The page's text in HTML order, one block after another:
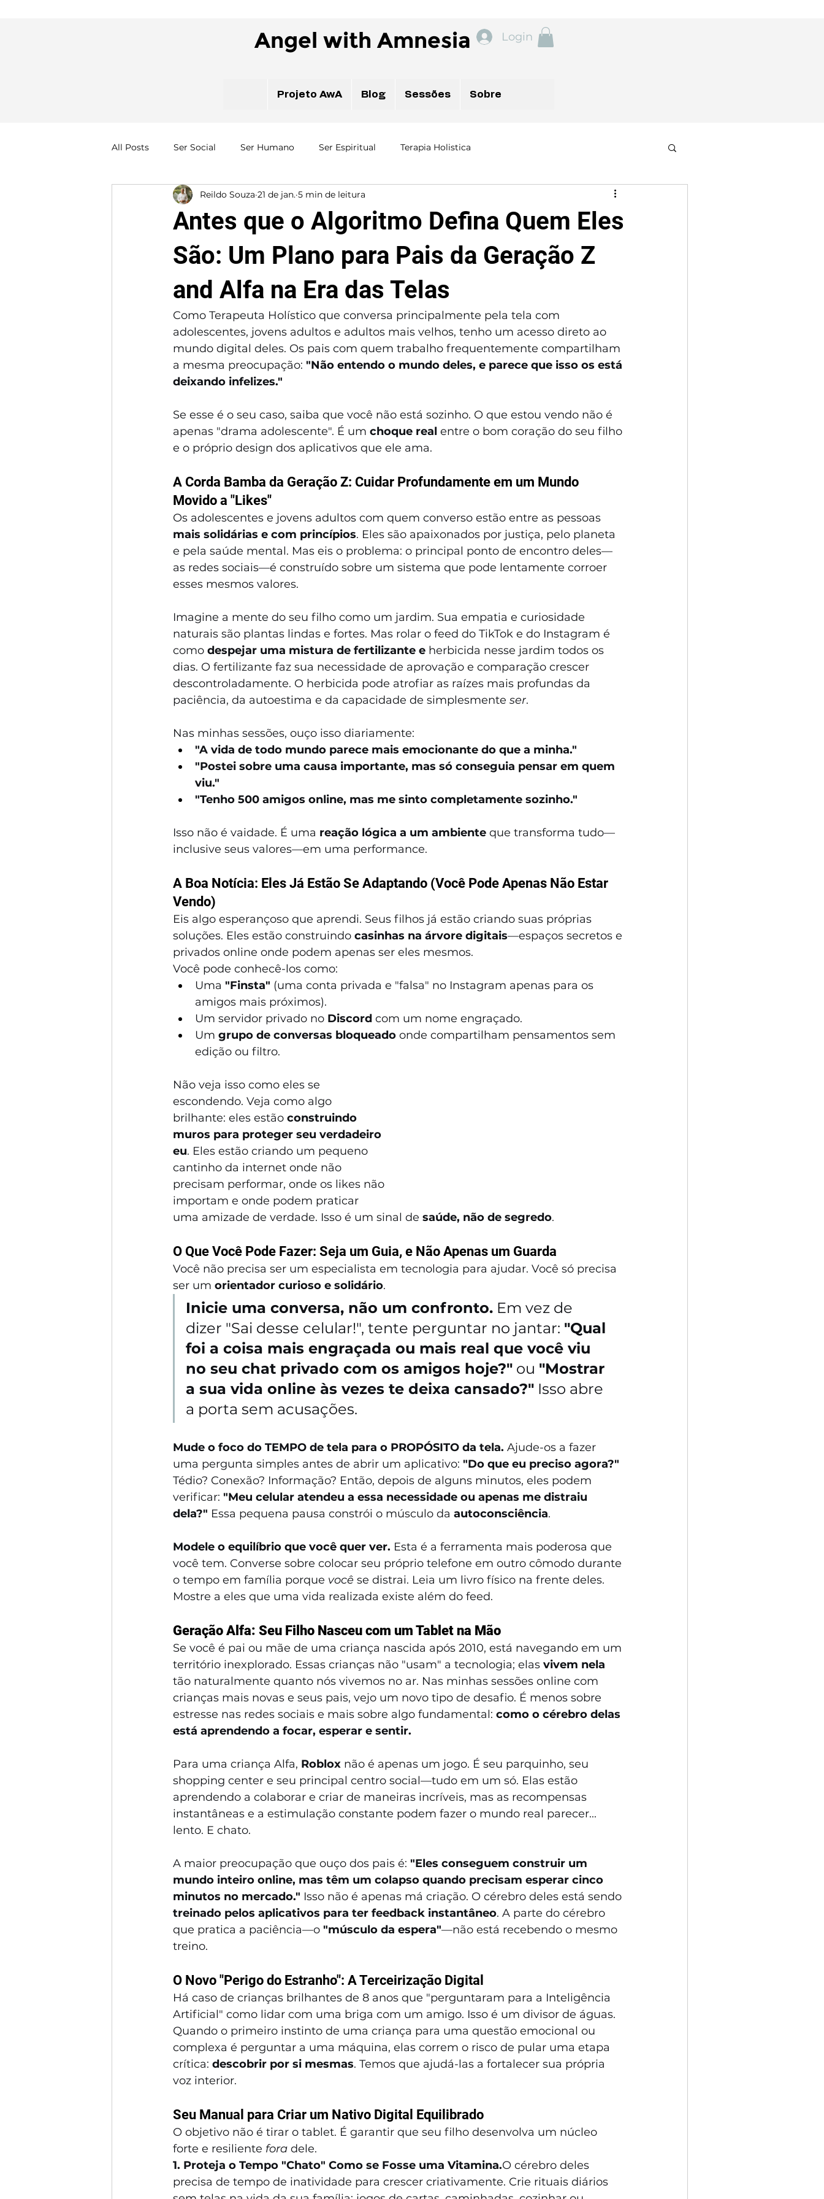
Angel with Amnesia Login
Projeto AwA Blog Sessões Sobre
All Posts Ser Social Ser Humano Ser Espiritual Terapia Holistica
Antes que o Algoritmo Defina Quem Eles
São: Um Plano para Pais da Geração Z
and Alfa na Era das Telas
Reildo Souza 21 de jan. 5 min de leitura
Como Terapeuta Holístico que conversa principalmente pela tela com
adolescentes, jovens adultos e adultos mais velhos, tenho um acesso direto ao
mundo digital deles. Os pais com quem trabalho frequentemente compartilham
a mesma preocupação: "Não entendo o mundo deles, e parece que isso os está
deixando infelizes."
Se esse é o seu caso, saiba que você não está sozinho. O que estou vendo não é
apenas "drama adolescente". É um choque real entre o bom coração do seu filho
e o próprio design dos aplicativos que ele ama.
A Corda Bamba da Geração Z: Cuidar Profundamente em um Mundo
Movido a "Likes"
Os adolescentes e jovens adultos com quem converso estão entre as pessoas
mais solidárias e com princípios. Eles são apaixonados por justiça, pelo planeta
e pela saúde mental. Mas eis o problema: o principal ponto de encontro deles—
as redes sociais—é construído sobre um sistema que pode lentamente corroer
esses mesmos valores.
Imagine a mente do seu filho como um jardim. Sua empatia e curiosidade
naturais são plantas lindas e fortes. Mas rolar o feed do TikTok e do Instagram é
como despejar uma mistura de fertilizante e herbicida nesse jardim todos os
dias. O fertilizante faz sua necessidade de aprovação e comparação crescer
descontroladamente. O herbicida pode atrofiar as raízes mais profundas da
paciência, da autoestima e da capacidade de simplesmente ser.
Nas minhas sessões, ouço isso diariamente:
"A vida de todo mundo parece mais emocionante do que a minha."
"Postei sobre uma causa importante, mas só conseguia pensar em quem
viu."
"Tenho 500 amigos online, mas me sinto completamente sozinho."
Isso não é vaidade. É uma reação lógica a um ambiente que transforma tudo—
inclusive seus valores—em uma performance.
A Boa Notícia: Eles Já Estão Se Adaptando (Você Pode Apenas Não Estar
Vendo)
Eis algo esperançoso que aprendi. Seus filhos já estão criando suas próprias
soluções. Eles estão construindo casinhas na árvore digitais—espaços secretos e
privados online onde podem apenas ser eles mesmos.
Você pode conhecê-los como:
Uma "Finsta" (uma conta privada e "falsa" no Instagram apenas para os
amigos mais próximos).
Um servidor privado no Discord com um nome engraçado.
Um grupo de conversas bloqueado onde compartilham pensamentos sem
edição ou filtro.
Não veja isso como eles se
escondendo. Veja como algo
brilhante: eles estão construindo
muros para proteger seu verdadeiro
eu. Eles estão criando um pequeno
cantinho da internet onde não
precisam performar, onde os likes não
importam e onde podem praticar
uma amizade de verdade. Isso é um sinal de saúde, não de segredo.
O Que Você Pode Fazer: Seja um Guia, e Não Apenas um Guarda
Você não precisa ser um especialista em tecnologia para ajudar. Você só precisa
ser um orientador curioso e solidário.
Inicie uma conversa, não um confronto. Em vez de
dizer "Sai desse celular!", tente perguntar no jantar: "Qual
foi a coisa mais engraçada ou mais real que você viu
no seu chat privado com os amigos hoje?" ou "Mostrar
a sua vida online às vezes te deixa cansado?" Isso abre
a porta sem acusações.
Mude o foco do TEMPO de tela para o PROPÓSITO da tela. Ajude-os a fazer
uma pergunta simples antes de abrir um aplicativo: "Do que eu preciso agora?"
Tédio? Conexão? Informação? Então, depois de alguns minutos, eles podem
verificar: "Meu celular atendeu a essa necessidade ou apenas me distraiu
dela?" Essa pequena pausa constrói o músculo da autoconsciência.
Modele o equilíbrio que você quer ver. Esta é a ferramenta mais poderosa que
você tem. Converse sobre colocar seu próprio telefone em outro cômodo durante
o tempo em família porque você se distrai. Leia um livro físico na frente deles.
Mostre a eles que uma vida realizada existe além do feed.
Geração Alfa: Seu Filho Nasceu com um Tablet na Mão
Se você é pai ou mãe de uma criança nascida após 2010, está navegando em um
território inexplorado. Essas crianças não "usam" a tecnologia; elas vivem nela
tão naturalmente quanto nós vivemos no ar. Nas minhas sessões online com
crianças mais novas e seus pais, vejo um novo tipo de desafio. É menos sobre
estresse nas redes sociais e mais sobre algo fundamental: como o cérebro delas
está aprendendo a focar, esperar e sentir.
Para uma criança Alfa, Roblox não é apenas um jogo. É seu parquinho, seu
shopping center e seu principal centro social—tudo em um só. Elas estão
aprendendo a colaborar e criar de maneiras incríveis, mas as recompensas
instantâneas e a estimulação constante podem fazer o mundo real parecer...
lento. E chato.
A maior preocupação que ouço dos pais é: "Eles conseguem construir um
mundo inteiro online, mas têm um colapso quando precisam esperar cinco
minutos no mercado." Isso não é apenas má criação. O cérebro deles está sendo
treinado pelos aplicativos para ter feedback instantâneo. A parte do cérebro
que pratica a paciência—o "músculo da espera"—não está recebendo o mesmo
treino.
O Novo "Perigo do Estranho": A Terceirização Digital
Há caso de crianças brilhantes de 8 anos que "perguntaram para a Inteligência
Artificial" como lidar com uma briga com um amigo. Isso é um divisor de águas.
Quando o primeiro instinto de uma criança para uma questão emocional ou
complexa é perguntar a uma máquina, elas correm o risco de pular uma etapa
crítica: descobrir por si mesmas. Temos que ajudá-las a fortalecer sua própria
voz interior.
Seu Manual para Criar um Nativo Digital Equilibrado
O objetivo não é tirar o tablet. É garantir que seu filho desenvolva um núcleo
forte e resiliente fora dele.
1. Proteja o Tempo "Chato" Como se Fosse uma Vitamina.O cérebro deles
precisa de tempo de inatividade para crescer criativamente. Crie rituais diários